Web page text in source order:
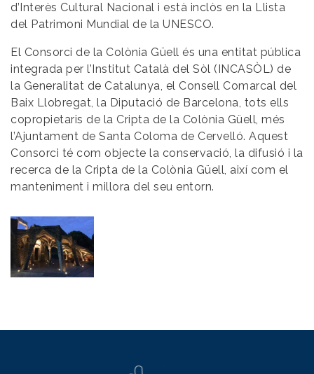
d’Interès Cultural Nacional i està inclòs en la Llista
del Patrimoni Mundial de la UNESCO.
El Consorci de la Colònia Güell és una entitat pública
integrada per l’Institut Català del Sòl (INCASÒL) de
la Generalitat de Catalunya, el Consell Comarcal del
Baix Llobregat, la Diputació de Barcelona, tots ells
copropietaris de la Cripta de la Colònia Güell, més
l’Ajuntament de Santa Coloma de Cervelló. Aquest
Consorci té com objecte la conservació, la difusió i la
recerca de la Cripta de la Colònia Güell, així com el
manteniment i millora del seu entorn.
Imatge